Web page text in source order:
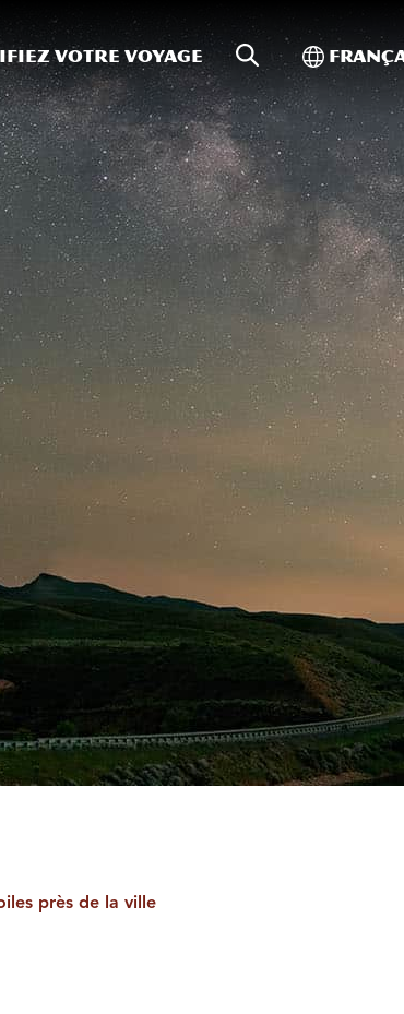
votre voyage Recherche sur
près de la ville